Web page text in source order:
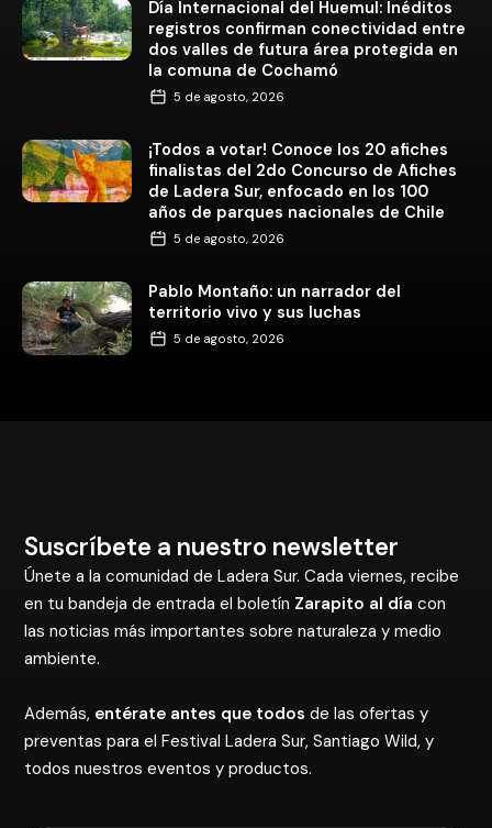
Día Internacional del Huemul: Inéditos
registros confirman conectividad entre
dos valles de futura área protegida en
la comuna de Cochamó
5 de agosto, 2026
¡Todos a votar! Conoce los 20 afiches
finalistas del 2do Concurso de Afiches
de Ladera Sur, enfocado en los 100
años de parques nacionales de Chile
5 de agosto, 2026
Pablo Montaño: un narrador del
territorio vivo y sus luchas
5 de agosto, 2026
Suscríbete a nuestro newsletter
Únete a la comunidad de Ladera Sur. Cada viernes, recibe
en tu bandeja de entrada el boletín Zarapito al día con
las noticias más importantes sobre naturaleza y medio
ambiente.
Además, entérate antes que todos de las ofertas y
preventas para el Festival Ladera Sur, Santiago Wild, y
todos nuestros eventos y productos.